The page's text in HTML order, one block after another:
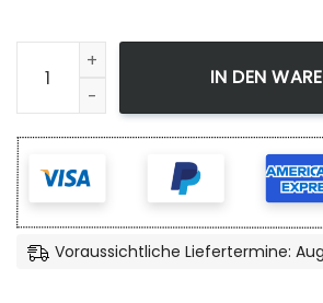
Leinwandbild Der Herr Der Ringe - Die
IN DEN
Voraussichtliche Liefertermine: